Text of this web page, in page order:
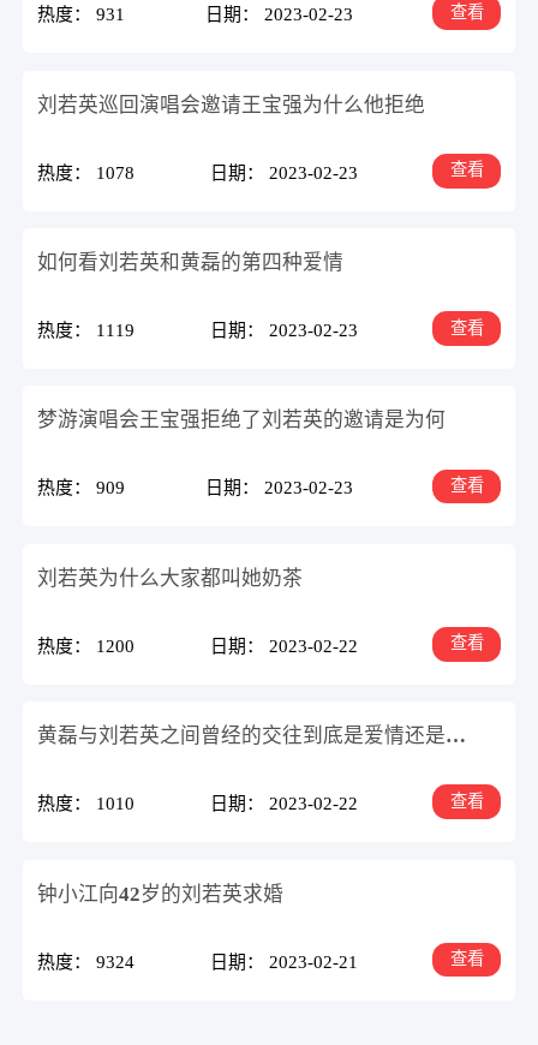
热度： 931 日期： 2023-02-23 查看
刘若英巡回演唱会邀请王宝强为什么他拒绝
热度： 1078 日期： 2023-02-23 查看
如何看刘若英和黄磊的第四种爱情
热度： 1119 日期： 2023-02-23 查看
梦游演唱会王宝强拒绝了刘若英的邀请是为何
热度： 909 日期： 2023-02-23 查看
刘若英为什么大家都叫她奶茶
热度： 1200 日期： 2023-02-22 查看
黄磊与刘若英之间曾经的交往到底是爱情还是友情
热度： 1010 日期： 2023-02-22 查看
钟小江向42岁的刘若英求婚
热度： 9324 日期： 2023-02-21 查看